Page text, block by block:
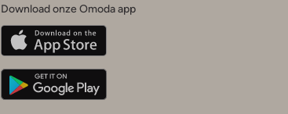
Download onze Omoda app